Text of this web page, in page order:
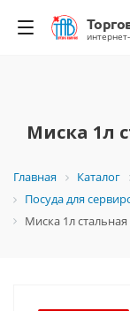
Миска 1л
Главная Каталог
Посуда для
Миска 1л